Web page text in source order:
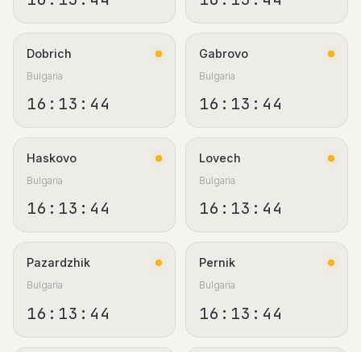
Dobrich
Bulgaria
16:13:44
Gabrovo
Bulgaria
16:13:44
Haskovo
Bulgaria
16:13:44
Lovech
Bulgaria
16:13:44
Pazardzhik
Bulgaria
16:13:44
Pernik
Bulgaria
16:13:44